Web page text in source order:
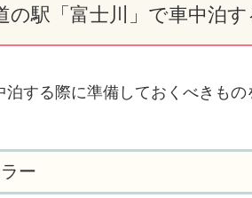
の駅「富士川」で車中泊
する際に準備しておくべきもの
ー